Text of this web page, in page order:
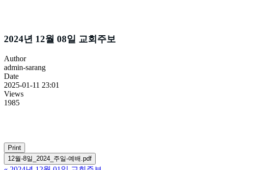
2024년 12월 08일 교회주보
Author
admin-sarang
Date
2025-01-11 23:01
Views
1985
Print
12월-8일_2024_주일-예배.pdf